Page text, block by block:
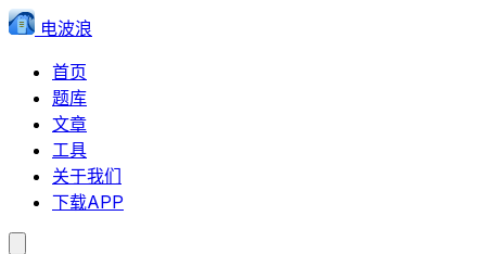
电波浪
首页
题库
文章
工具
关于我们
下载APP